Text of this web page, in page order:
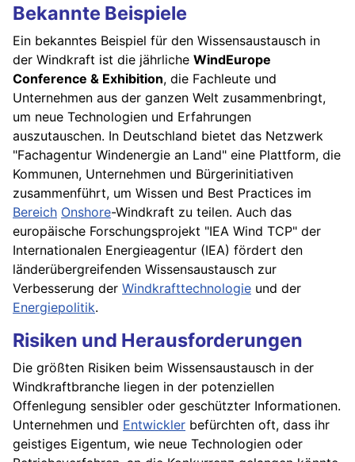
Bekannte Beispiele
Ein bekanntes Beispiel für den Wissensaustausch in
der Windkraft ist die jährliche WindEurope
Conference & Exhibition, die Fachleute und
Unternehmen aus der ganzen Welt zusammenbringt,
um neue Technologien und Erfahrungen
auszutauschen. In Deutschland bietet das Netzwerk
"Fachagentur Windenergie an Land" eine Plattform, die
Kommunen, Unternehmen und Bürgerinitiativen
zusammenführt, um Wissen und Best Practices im
Bereich Onshore-Windkraft zu teilen. Auch das
europäische Forschungsprojekt "IEA Wind TCP" der
Internationalen Energieagentur (IEA) fördert den
länderübergreifenden Wissensaustausch zur
Verbesserung der Windkrafttechnologie und der
Energiepolitik.
Risiken und Herausforderungen
Die größten Risiken beim Wissensaustausch in der
Windkraftbranche liegen in der potenziellen
Offenlegung sensibler oder geschützter Informationen.
Unternehmen und Entwickler befürchten oft, dass ihr
geistiges Eigentum, wie neue Technologien oder